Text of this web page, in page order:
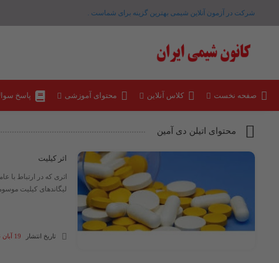
شرکت در آزمون آنلاین شیمی بهترین گزینه برای شماست .
صفحه نخست کلاس آنلاین محتوای آموزشی پاسخ
محتوای اتیلن دی آمین
اثر کیلیت
اثری که در ارتباط با
لیگاندهای کیلیت
تاریخ انتشار 19 آبان 1403